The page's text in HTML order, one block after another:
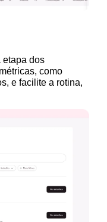
etapa dos
como
e facilite a rotina,